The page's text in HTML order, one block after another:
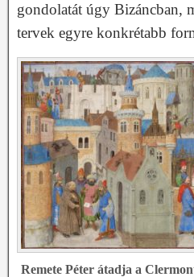
gondolatát úgy Bizáncban,
tervek egyre konkrétabb
Remete Péter átadja a